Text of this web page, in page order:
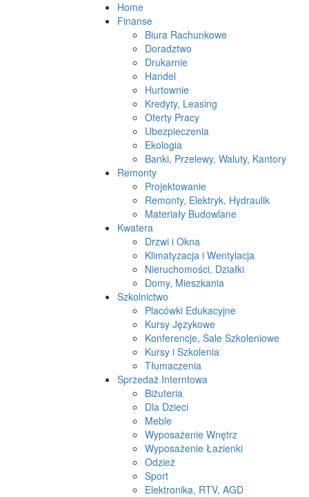
Home
Finanse
Biura Rachunkowe
Doradztwo
Drukarnie
Handel
Hurtownie
Kredyty, Leasing
Oferty Pracy
Ubezpieczenia
Ekologia
Banki, Przelewy, Waluty, Kantory
Remonty
Projektowanie
Remonty, Elektryk, Hydraulik
Materiały Budowlane
Kwatera
Drzwi i Okna
Klimatyzacja i Wentylacja
Nieruchomości, Działki
Domy, Mieszkania
Szkolnictwo
Placówki Edukacyjne
Kursy Językowe
Konferencje, Sale Szkoleniowe
Kursy i Szkolenia
Tłumaczenia
Sprzedaż Interntowa
Biżuteria
Dla Dzieci
Meble
Wyposażenie Wnętrz
Wyposażenie Łazienki
Odzież
Sport
Elektronika, RTV, AGD